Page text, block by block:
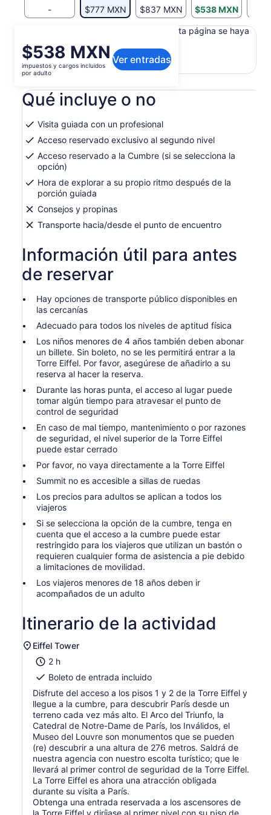
- $777 MXN $837 MXN $538 MXN
El
precio
es
$538 MXN.
por
adulto
$538 MXN
impuestos y cargos incluidos
por adulto
Ver entradas
Es posible que el contenido de esta página se haya
Ver texto original (en inglés)
Opinar sobre esta traducciónSe
en
pestaña
Qué incluye o no
Visita guiada con un profesional
Acceso reservado exclusivo al segundo nivel
Acceso reservado a la Cumbre (si se selecciona la
opción)
Hora de explorar a su propio ritmo después de la
porción guiada
Consejos y propinas
Transporte hacia/desde el punto de encuentro
Información útil para antes
de reservar
Hay opciones de transporte público disponibles en
las cercanías
Adecuado para todos los niveles de aptitud física
Los niños menores de 4 años también deben abonar
un billete. Sin boleto, no se les permitirá entrar a la
Torre Eiffel. Por favor, asegúrese de añadirlo a su
reserva al hacer la reserva.
Durante las horas punta, el acceso al lugar puede
tomar algún tiempo para atravesar el punto de
control de seguridad
En caso de mal tiempo, mantenimiento o por razones
de seguridad, el nivel superior de la Torre Eiffel
puede estar cerrado
Por favor, no vaya directamente a la Torre Eiffel
Summit no es accesible a sillas de ruedas
Los precios para adultos se aplican a todos los
viajeros
Si se selecciona la opción de la cumbre, tenga en
cuenta que el acceso a la cumbre puede estar
restringido para los viajeros que utilizan un bastón o
requieren cualquier forma de asistencia a pie debido
a limitaciones de movilidad.
Los viajeros menores de 18 años deben ir
acompañados de un adulto
Itinerario de la actividad
Eiffel Tower
2 h
Boleto de entrada incluido
Disfrute del acceso a los pisos 1 y 2 de la Torre Eiffel y
llegue a la cumbre, para descubrir París desde un
terreno cada vez más alto. El Arco del Triunfo, la
Catedral de Notre-Dame de París, los Inválidos, el
Museo del Louvre son monumentos que se pueden
(re) descubrir a una altura de 276 metros. Saldrá de
nuestra agencia con nuestro escolta turístico; que le
llevará al primer control de seguridad de la Torre Eiffel.
La Torre Eiffel es ahora una atracción obligada
durante su visita a París.
Obtenga una entrada reservada a los ascensores de
la Torre Eiffel y diríjase al primer nivel con su piso de